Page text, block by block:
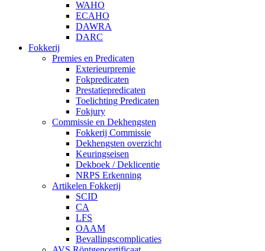
WAHO
ECAHO
DAWRA
DARC
Fokkerij
Premies en Predicaten
Exterieurpremie
Fokpredicaten
Prestatiepredicaten
Toelichting Predicaten
Fokjury
Commissie en Dekhengsten
Fokkerij Commissie
Dekhengsten overzicht
Keuringseisen
Dekboek / Deklicentie
NRPS Erkenning
Artikelen Fokkerij
SCID
CA
LFS
OAAM
Bevallingscomplicaties